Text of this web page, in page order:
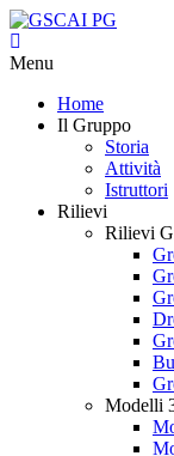
Menu
Home
Il Gruppo
Storia
Attività
Istruttori
Rilievi
Rilievi
Modelli